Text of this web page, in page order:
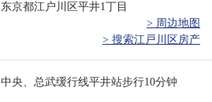
东京都江户川区平井1丁目
> 周边地图
> 搜索江戸川区房产
中央、总武缓行线平井站步行10分钟